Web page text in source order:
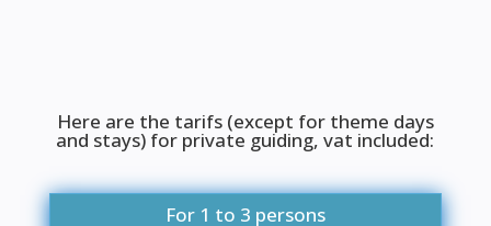
Here are the tarifs (except for theme days
and stays) for private guiding, vat included:
For 1 to 3 persons